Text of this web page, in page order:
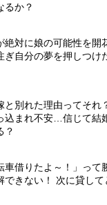
るか？
絶対に娘の可能性を
ぎ自分の夢を押しつけ
と別れた理由ってそ
込まれ不安…信じて結
？
車借りたよ～！」っ
できない！ 次に貸し